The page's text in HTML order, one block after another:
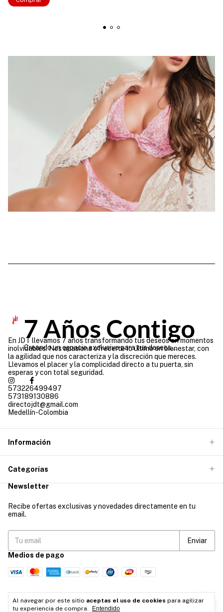
Al navegar por este sitio aceptas el uso de cookies para agilizar
tu experiencia de compra.
Entendido
7 Años Contigo
Creando un espacio exclusivo para tus deseos...
En JDT llevamos 7 años transformando tus deseos en momentos
inolvidables. Nos apasiona ofrecerte lo último en bienestar, con
la agilidad que nos caracteriza y la discreción que mereces.
Llevamos el placer y la complicidad directo a tu puerta, sin
esperas y con total seguridad.
573226499497
573189130886
directojdt@gmail.com
Medellín-Colombia
Información
Categorías
Newsletter
Recibe ofertas exclusivas y novedades directamente en tu
email.
Medios de pago